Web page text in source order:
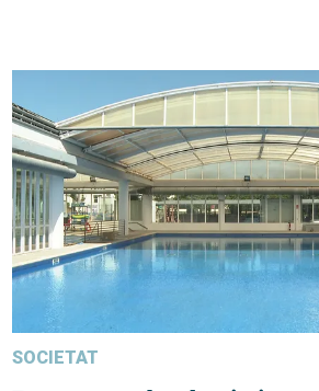
SOCIETAT